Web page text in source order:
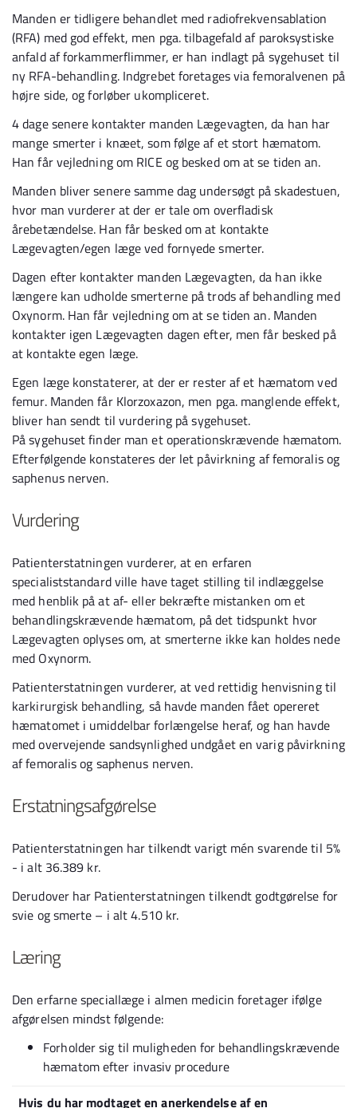
Manden er tidligere behandlet med radiofrekvensablation
(RFA) med god effekt, men pga. tilbagefald af paroksystiske
anfald af forkammerflimmer, er han indlagt på sygehuset til
ny RFA-behandling. Indgrebet foretages via femoralvenen på
højre side, og forløber ukompliceret.
4 dage senere kontakter manden Lægevagten, da han har
mange smerter i knæet, som følge af et stort hæmatom.
Han får vejledning om RICE og besked om at se tiden an.
Manden bliver senere samme dag undersøgt på skadestuen,
hvor man vurderer at der er tale om overfladisk
årebetændelse. Han får besked om at kontakte
Lægevagten/egen læge ved fornyede smerter.
Dagen efter kontakter manden Lægevagten, da han ikke
længere kan udholde smerterne på trods af behandling med
Oxynorm. Han får vejledning om at se tiden an. Manden
kontakter igen Lægevagten dagen efter, men får besked på
at kontakte egen læge.
Egen læge konstaterer, at der er rester af et hæmatom ved
femur. Manden får Klorzoxazon, men pga. manglende effekt,
bliver han sendt til vurdering på sygehuset.
På sygehuset finder man et operationskrævende hæmatom.
Efterfølgende konstateres der let påvirkning af femoralis og
saphenus nerven.
Vurdering
Patienterstatningen vurderer, at en erfaren
specialiststandard ville have taget stilling til indlæggelse
med henblik på at af- eller bekræfte mistanken om et
behandlingskrævende hæmatom, på det tidspunkt hvor
Lægevagten oplyses om, at smerterne ikke kan holdes nede
med Oxynorm.
Patienterstatningen vurderer, at ved rettidig henvisning til
karkirurgisk behandling, så havde manden fået opereret
hæmatomet i umiddelbar forlængelse heraf, og han havde
med overvejende sandsynlighed undgået en varig påvirkning
af femoralis og saphenus nerven.
Erstatningsafgørelse
Patienterstatningen har tilkendt varigt mén svarende til 5%
- i alt 36.389 kr.
Derudover har Patienterstatningen tilkendt godtgørelse for
svie og smerte – i alt 4.510 kr.
Læring
Den erfarne speciallæge i almen medicin foretager ifølge
afgørelsen mindst følgende:
Forholder sig til muligheden for behandlingskrævende
hæmatom efter invasiv procedure
Hvis du har modtaget en anerkendelse af en